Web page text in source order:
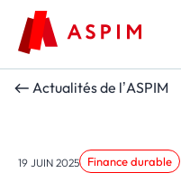
Aller au contenu
Actualités de l’ASPIM
19 JUIN 2025 Finance durable